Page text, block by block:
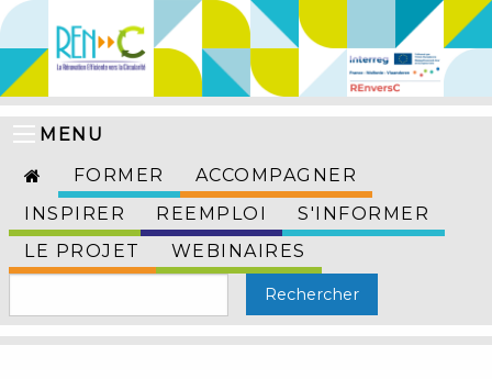
MENU
FORMER
ACCOMPAGNER
INSPIRER
REEMPLOI
S'INFORMER
LE PROJET
WEBINAIRES